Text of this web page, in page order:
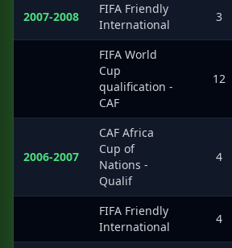
2007-2008
FIFA Friendly
International
3
FIFA World
Cup
qualification -
CAF
12
2006-2007
CAF Africa
Cup of
Nations -
Qualif
4
FIFA Friendly
International
4